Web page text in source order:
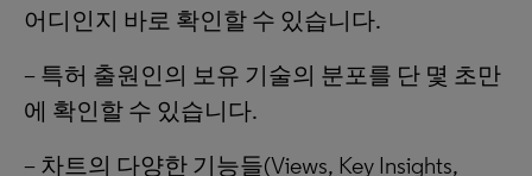
어디인지 바로 확인할 수 있습니다.
– 특허 출원인의 보유 기술의 분포를 단 몇 초만
에 확인할 수 있습니다.
– 차트의 다양한 기능들(Views, Key Insights,